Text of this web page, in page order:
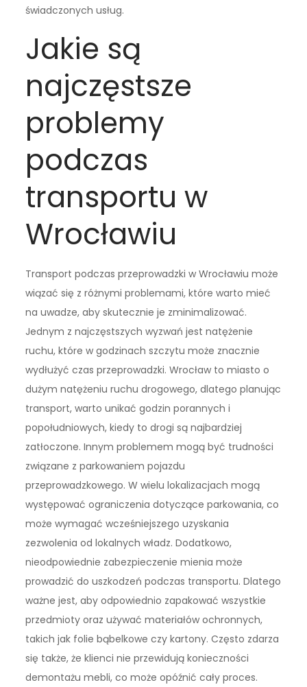
świadczonych usług.
Jakie są
najczęstsze
problemy
podczas
transportu w
Wrocławiu
Transport podczas przeprowadzki w Wrocławiu może
wiązać się z różnymi problemami, które warto mieć
na uwadze, aby skutecznie je zminimalizować.
Jednym z najczęstszych wyzwań jest natężenie
ruchu, które w godzinach szczytu może znacznie
wydłużyć czas przeprowadzki. Wrocław to miasto o
dużym natężeniu ruchu drogowego, dlatego planując
transport, warto unikać godzin porannych i
popołudniowych, kiedy to drogi są najbardziej
zatłoczone. Innym problemem mogą być trudności
związane z parkowaniem pojazdu
przeprowadzkowego. W wielu lokalizacjach mogą
występować ograniczenia dotyczące parkowania, co
może wymagać wcześniejszego uzyskania
zezwolenia od lokalnych władz. Dodatkowo,
nieodpowiednie zabezpieczenie mienia może
prowadzić do uszkodzeń podczas transportu. Dlatego
ważne jest, aby odpowiednio zapakować wszystkie
przedmioty oraz używać materiałów ochronnych,
takich jak folie bąbelkowe czy kartony. Często zdarza
się także, że klienci nie przewidują konieczności
demontażu mebli, co może opóźnić cały proces.